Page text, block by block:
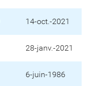
14-oct.-2021
28-janv.-2021
6-juin-1986